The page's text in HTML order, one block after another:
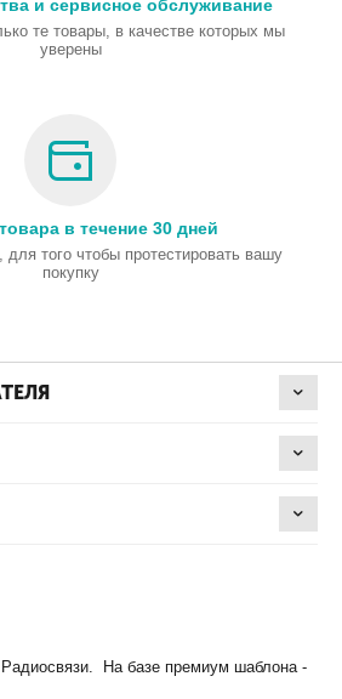
и сервисное обслуживание
те товары, в качестве которых мы
уверены
в течение 30 дней
того чтобы протестировать вашу
покупку
На базе премиум шаблона -